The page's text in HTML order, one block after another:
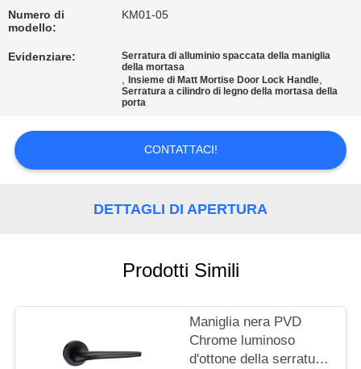
CONTATTICI
RICHIEDA
MAPPA
POLICY
Numero di
modello:
KM01-05
Evidenziare:
Serratura di alluminio spaccata della maniglia
della mortasa
, Insieme di Matt Mortise Door Lock Handle,
Serratura a cilindro di legno della mortasa della
porta
CONTATTACI!
DETTAGLI DI APERTURA
Prodotti Simili
Maniglia nera PVD
Chrome luminoso
d'ottone della serratura